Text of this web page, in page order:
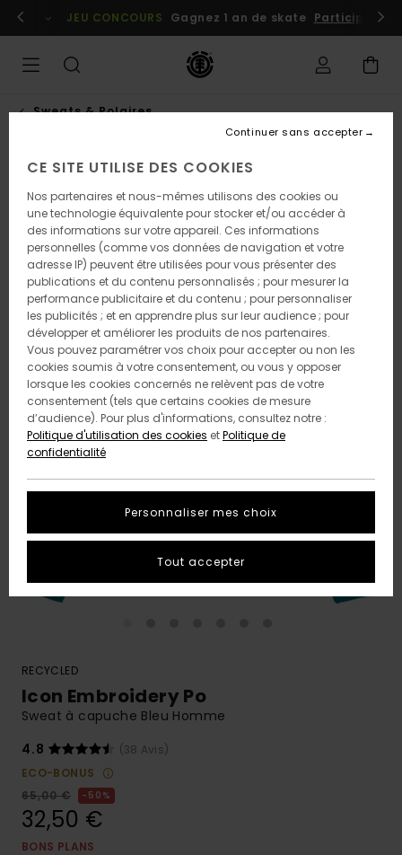
l'information
Se connecter / s'inscrire
JEU CONCOURS Gagnez 1 an de skate Participez
Sweats & Polaires
RECYCLED
Icon Embroidery Po
Sweat à capuche Bleu Homme
4.8
(38 Avis)
ECO-BONUS
65,00 €
50%
32,50 €
BONS PLANS
CE SITE UTILISE DES COOKIES
Nos partenaires et nous-mêmes utilisons des cookies ou
une technologie équivalente pour stocker et/ou accéder à
des informations sur votre appareil. Ces informations
personnelles (comme vos données de navigation et votre
adresse IP) peuvent être utilisées pour vous présenter des
publications et du contenu personnalisés ; pour mesurer la
performance publicitaire et du contenu ; pour personnaliser
les publicités ; et en apprendre plus sur leur audience ; pour
développer et améliorer les produits de nos partenaires.
Vous pouvez paramétrer vos choix pour accepter ou non les
cookies soumis à votre consentement, ou vous y opposer
lorsque les cookies concernés ne relèvent pas de votre
consentement (tels que certains cookies de mesure
d’audience). Pour plus d'informations, consultez notre :
Politique d'utilisation des cookies etPolitique de
confidentialité
Personnaliser mes choix
Continuer sans accepter
Tout accepter